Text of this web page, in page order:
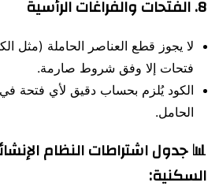
8. الفتحات والفراغات الرأسية
لا يجوز قطع العناصر الحاملة (مثل
فتحات إلا وفق شروط صارمة.
الكود يُلزم بحساب دقيق لأي فتحة
الحامل.
📊جدول اشتراطات النظام
السكنية: